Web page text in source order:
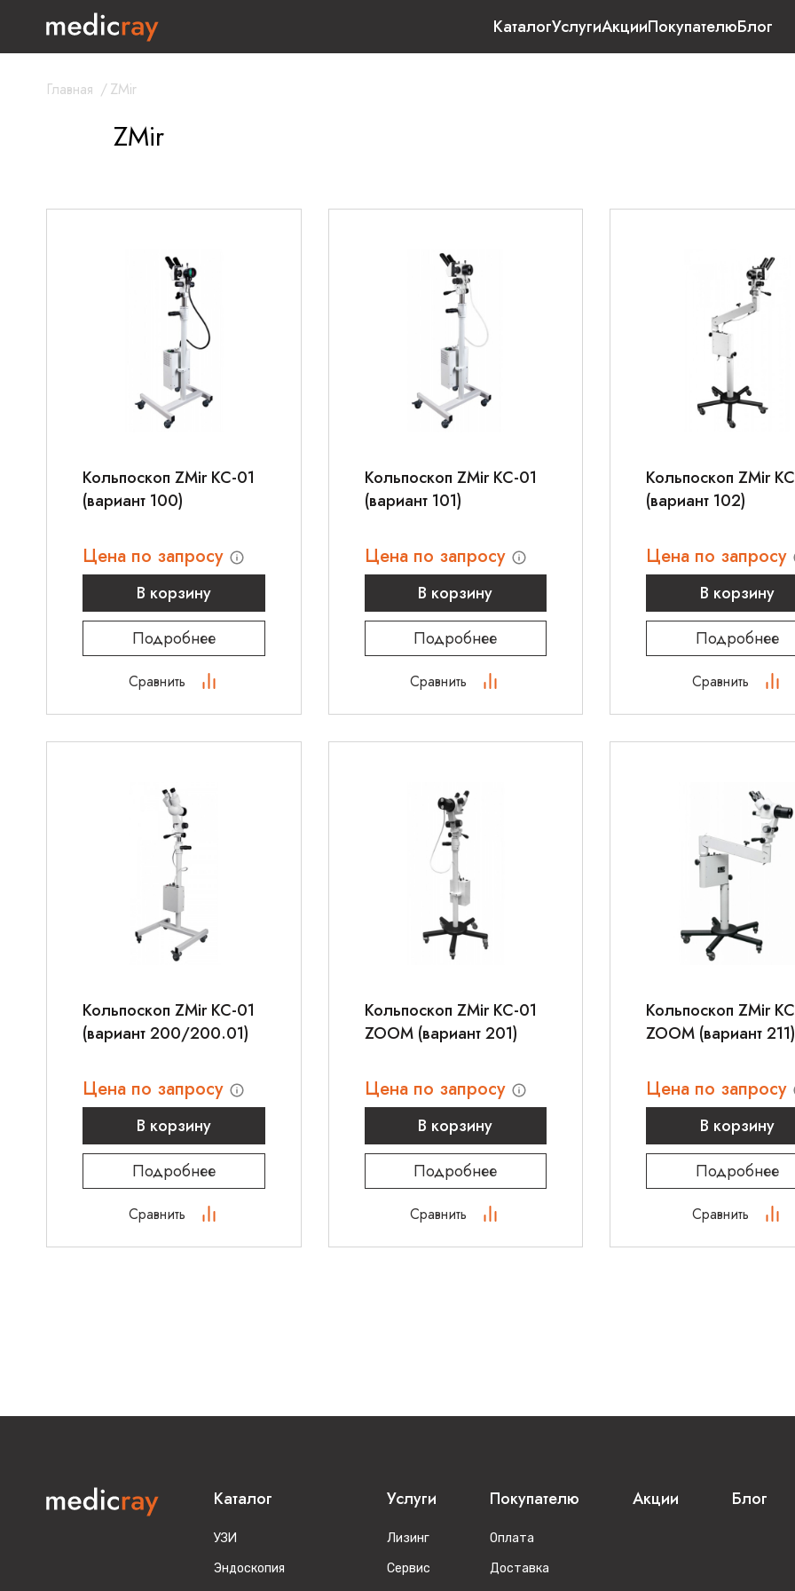
КаталогУслугиАкцииПокупателюБлог
Главная /ZMir
ZMir
Кольпоскоп ZMir КС-01
(вариант 100)
Цена по запросу
В корзину
Подробнее
Сравнить
Кольпоскоп ZMir КС-01
(вариант 101)
Цена по запросу
В корзину
Подробнее
Сравнить
Кольпоскоп ZMir
(вариант 102)
Цена по запросу
В корзину
Подробнее
Сравнить
Кольпоскоп ZMir КС-01
(вариант 200/200.01)
Цена по запросу
В корзину
Подробнее
Сравнить
Кольпоскоп ZMir КС-01
ZOOM (вариант 201)
Цена по запросу
В корзину
Подробнее
Сравнить
Кольпоскоп ZMir
ZOOM (вариант 211)
Цена по запросу
В корзину
Подробнее
Сравнить
Каталог
УЗИ
Эндоскопия
Услуги
Лизинг
Сервис
Покупателю
Оплата
Доставка
Акции Блог